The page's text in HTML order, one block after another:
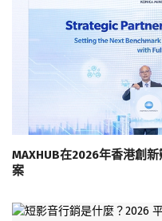
MAXHUB在2026年香港創
案